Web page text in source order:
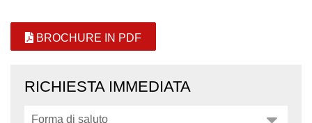
BROCHURE IN PDF
RICHIESTA IMMEDIATA